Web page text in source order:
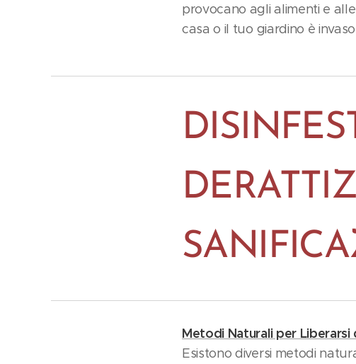
provocano agli alimenti e
casa o il tuo giardino è
Metodi Naturali per
Esistono diversi metodi